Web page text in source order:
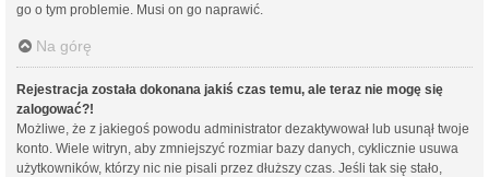
go o tym problemie. Musi on go naprawić.
Na górę
Rejestracja została dokonana jakiś czas temu, ale teraz nie mogę się
zalogować?!
Możliwe, że z jakiegoś powodu administrator dezaktywował lub usunął twoje
konto. Wiele witryn, aby zmniejszyć rozmiar bazy danych, cyklicznie usuwa
użytkowników, którzy nic nie pisali przez dłuższy czas. Jeśli tak się stało,